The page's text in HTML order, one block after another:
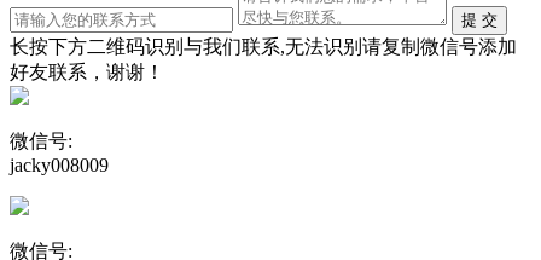
长按下方二维码识别与我们联系,无法识别请复制微信号添加
好友联系，谢谢！
微信号:
jacky008009
微信号: